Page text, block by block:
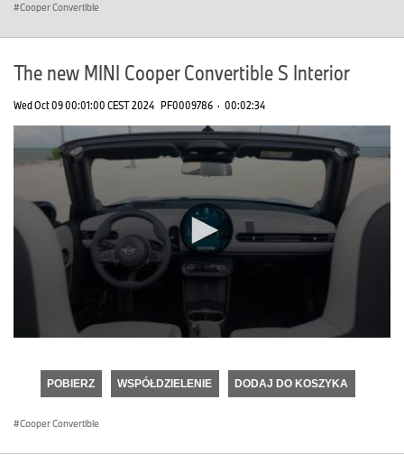
Cooper Convertible
The new MINI Cooper Convertible S Interior
Wed Oct 09 00:01:00 CEST 2024 PF0009786 · 00:02:34
seconds
POBIERZ WSPÓŁDZIELENIE DODAJ DO KOSZYKA
Cooper Convertible